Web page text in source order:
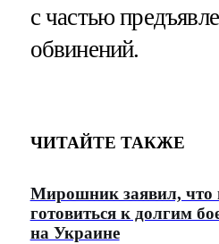
с частью
обвинений.
ЧИТАЙТЕ ТАКЖЕ
Мирошник заявил, что
готовиться к долгим
на Украине